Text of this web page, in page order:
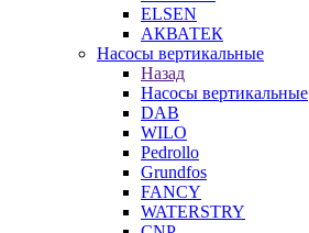
ELSEN
АКВАТЕК
Насосы вертикальные
Назад
Насосы вертикальные
DAB
WILO
Pedrollo
Grundfos
FANCY
WATERSTRY